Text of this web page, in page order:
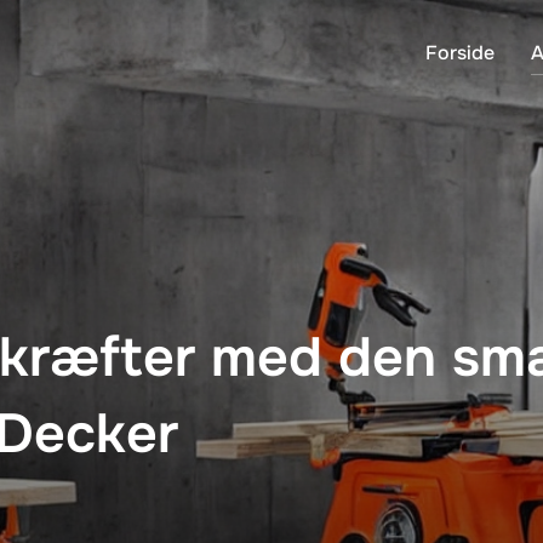
Forside
med den